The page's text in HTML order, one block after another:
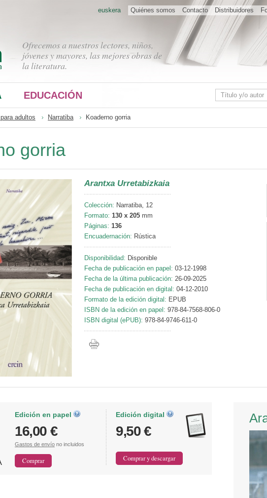
Ofrecemos a nuestros lectores, niños,
jóvenes y mayores, las mejores obras de
la literatura.
Quiénes somos Contacto Distribuidores
euskera
EDUCACIÓN
adultos Narratiba Koaderno gorria
gorria
Arantxa Urretabizkaia
Colección: Narratiba, 12
Formato: 130 x 205 mm
Páginas: 136
Encuadernación: Rústica
Disponibilidad: Disponible
Fecha de publicación en papel: 03-12-1998
Fecha de la última publicación: 26-09-2025
Fecha de publicación en digital: 04-12-2010
Formato de la edición digital: EPUB
ISBN de la edición en papel: 978-84-7568-806-0
ISBN digital (ePUB): 978-84-9746-611-0
Edición en papel
16,00 €
Gastos de envío no incluidos
Edición digital
9,50 €